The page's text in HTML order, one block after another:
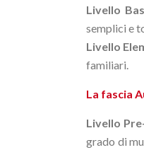
Livello
semplici e
Livello
familiari.
La fascia
Livello
grado di